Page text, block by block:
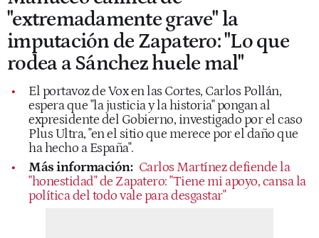
"extremadamente grave" la
imputación de Zapatero: "Lo que
rodea a Sánchez huele mal"
El portavoz de Vox en las Cortes, Carlos Pollán,
espera que "la justicia y la historia" pongan al
expresidente del Gobierno, investigado por el caso
Plus Ultra, "en el sitio que merece por el daño que
ha hecho a España".
Más información: Carlos Martínez defiende la
"honestidad" de Zapatero: "Tiene mi apoyo, cansa la
política del todo vale para desgastar"